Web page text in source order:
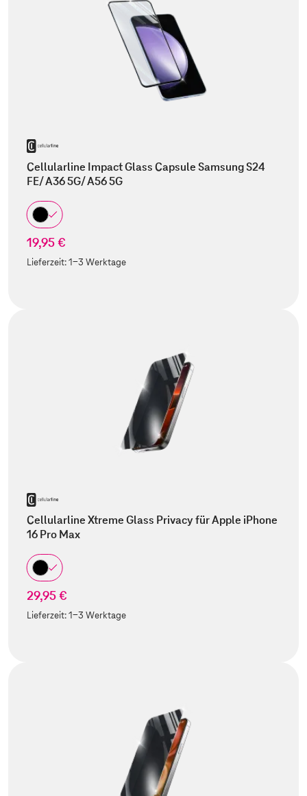
Cellularline Impact Glass Capsule Samsung S24
FE/ A36 5G/ A56 5G
19,95 €
Lieferzeit:1-3 Werktage
Cellularline Xtreme Glass Privacy für Apple iPhone
16 Pro Max
29,95 €
Lieferzeit:1-3 Werktage